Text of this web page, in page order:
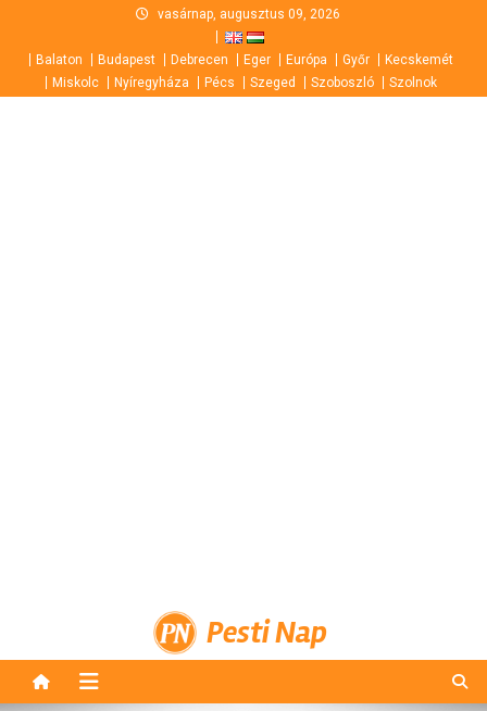
content
vasárnap, augusztus 09, 2026
Balaton Budapest Debrecen Eger Európa Győr
Kecskemét
Miskolc
Nyíregyháza Pécs Szeged Szoboszló Szolnok
Pesti Nap